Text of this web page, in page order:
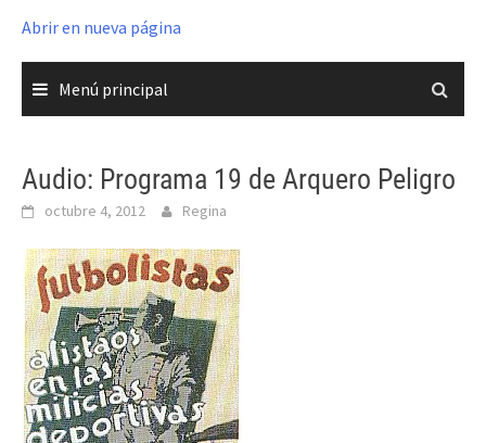
Abrir en nueva página
Menú principal
Audio: Programa 19 de Arquero Peligro
octubre 4, 2012 Regina